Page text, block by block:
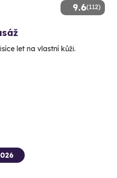
9.6(112)
let na vlastní kůži.